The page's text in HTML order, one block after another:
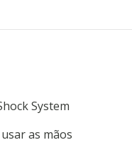
System
as mãos